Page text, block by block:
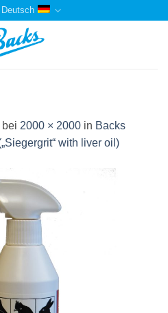
Deutsch
bei 2000 × 2000 in Backs
with liver oil)